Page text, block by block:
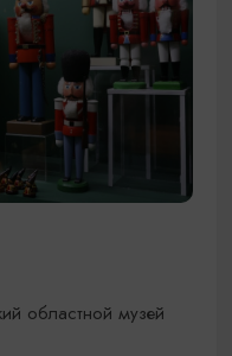
областной музей